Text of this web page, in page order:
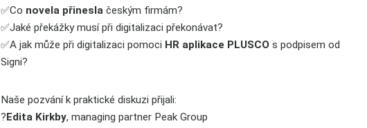
✅Co novela přineslačeským firmám?
✅Jaké překážky musí při digitalizaci překonávat?
✅A jak může při digitalizaci pomoci HR aplikace PLUSCOs podpisem od
Signi?
Naše pozvání k praktické diskuzi přijali:
?Edita Kirkby, managing partner Peak Group